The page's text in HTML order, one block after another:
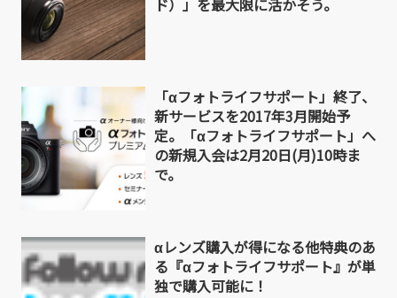
ド）」を最大限に活かそう。
「αフォトライフサポート」終了、
新サービスを2017年3月開始予
定。「αフォトライフサポート」へ
の新規入会は2月20日(月)10時ま
で。
αレンズ購入が得になる他特典のあ
る『αフォトライフサポート』が単
独で購入可能に！